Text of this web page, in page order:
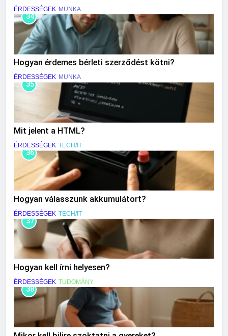
ÉRDESSÉGEK MUNKA
34
Hogyan érdemes bérleti szerződést kötni?
ÉRDESSÉGEK MUNKA
35
Mit jelent a HTML?
ÉRDESSÉGEK TECH/IT
36
Hogyan válasszunk akkumulátort?
ÉRDESSÉGEK TECH/IT
37
Hogyan kell írni helyesen?
ÉRDESSÉGEK TUDOMÁNY
38